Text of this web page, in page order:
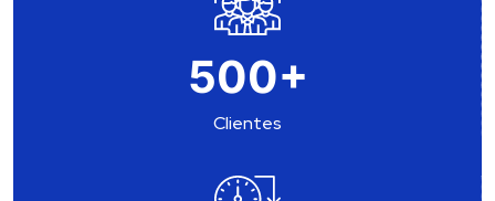
500+
Clientes